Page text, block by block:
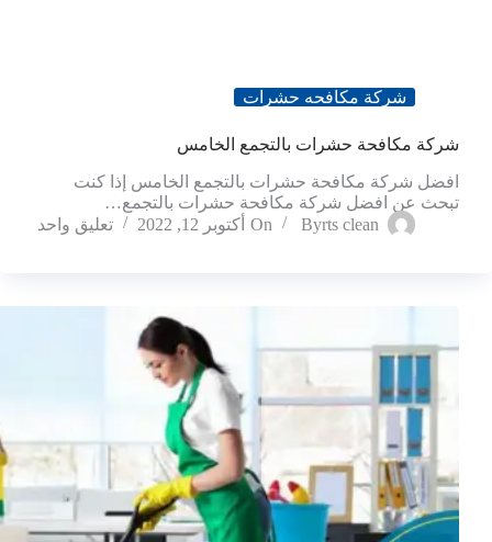
شركة مكافحه حشرات
شركة مكافحة حشرات بالتجمع الخامس
افضل شركة مكافحة حشرات بالتجمع الخامس إذا كنت
تبحث عن افضل شركة مكافحة حشرات بالتجمع…
Byrts clean
On أكتوبر 12, 2022 تعليق واحد